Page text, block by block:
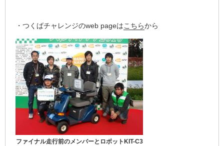
・つくばチャレンジのweb pageはこちらから
ファイナル走行前のメンバーとロボットKIT-C3